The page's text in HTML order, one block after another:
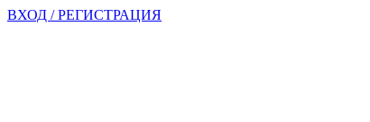
ВХОД / РЕГИСТРАЦИЯ